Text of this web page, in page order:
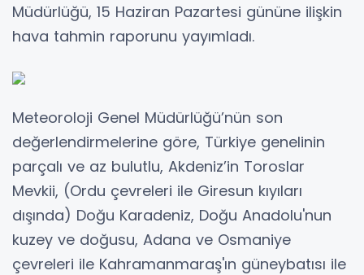
Müdürlüğü, 15 Haziran Pazartesi gününe ilişkin
hava tahmin raporunu yayımladı.
Meteoroloji Genel Müdürlüğü’nün son
değerlendirmelerine göre, Türkiye genelinin
parçalı ve az bulutlu, Akdeniz’in Toroslar
Mevkii, (Ordu çevreleri ile Giresun kıyıları
dışında) Doğu Karadeniz, Doğu Anadolu'nun
kuzey ve doğusu, Adana ve Osmaniye
çevreleri ile Kahramanmaraş'ın güneybatısı ile